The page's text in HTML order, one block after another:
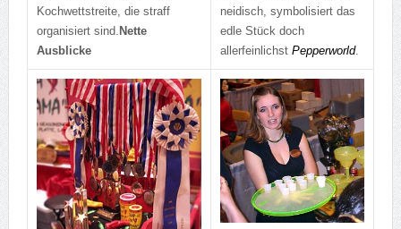
Kochwettstreite, die straff
organisiert sind. Nette
Ausblicke
neidisch, symbolisiert das
edle Stück doch
allerfeinlichst Pepperworld.